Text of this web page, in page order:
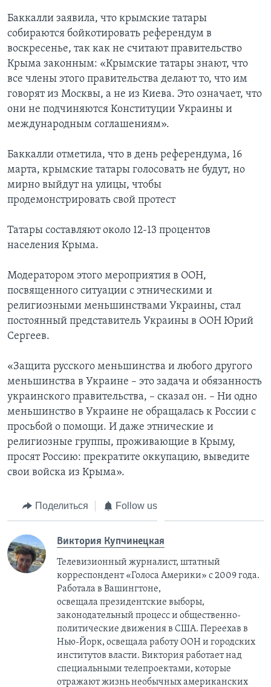
Баккалли заявила, что крымские татары
собираются бойкотировать референдум в
воскресенье, так как не считают правительство
Крыма законным: «Крымские татары знают, что
все члены этого правительства делают то, что им
говорят из Москвы, а не из Киева. Это означает, что
они не подчиняются Конституции Украины и
международным соглашениям».
Баккалли отметила, что в день референдума, 16
марта, крымские татары голосовать не будут, но
мирно выйдут на улицы, чтобы
продемонстрировать свой протест
Татары составляют около 12-13 процентов
населения Крыма.
Модератором этого мероприятия в ООН,
посвященного ситуации с этническими и
религиозными меньшинствами Украины, стал
постоянный представитель Украины в ООН Юрий
Сергеев.
«Защита русского меньшинства и любого другого
меньшинства в Украине – это задача и обязанность
украинского правительства, – сказал он. – Ни одно
меньшинство в Украине не обращалась к России с
просьбой о помощи. И даже этнические и
религиозные группы, проживающие в Крыму,
просят Россию: прекратите оккупацию, выведите
свои войска из Крыма».
Поделиться Follow us
Виктория Купчинецкая
Телевизионный журналист, штатный
корреспондент «Голоса Америки» с 2009 года.
Работала в Вашингтоне,
освещала президентские выборы,
законодательный процесс и общественно-
политические движения в США. Переехав в
Нью-Йорк, освещала работу ООН и городских
институтов власти. Виктория работает над
специальными телепроектами, которые
отражают жизнь необычных американских